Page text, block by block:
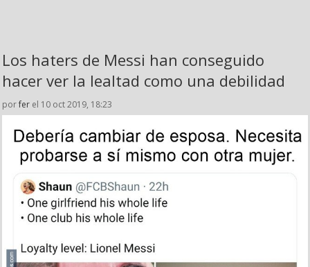
Los haters de Messi han conseguido
hacer ver la lealtad como una debilidad
porfer el 10 oct 2019, 18:23